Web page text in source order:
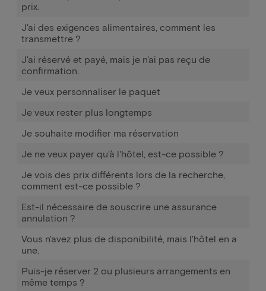
prix.
J'ai des exigences alimentaires, comment les
transmettre ?
J'ai réservé et payé, mais je n'ai pas reçu de
confirmation.
Je veux personnaliser le paquet
Je veux rester plus longtemps
Je souhaite modifier ma réservation
Je ne veux payer qu'à l'hôtel, est-ce possible ?
Je vois des prix différents lors de la recherche,
comment est-ce possible ?
Est-il nécessaire de souscrire une assurance
annulation ?
Vous n'avez plus de disponibilité, mais l'hôtel en a
une.
Puis-je réserver 2 ou plusieurs arrangements en
même temps ?